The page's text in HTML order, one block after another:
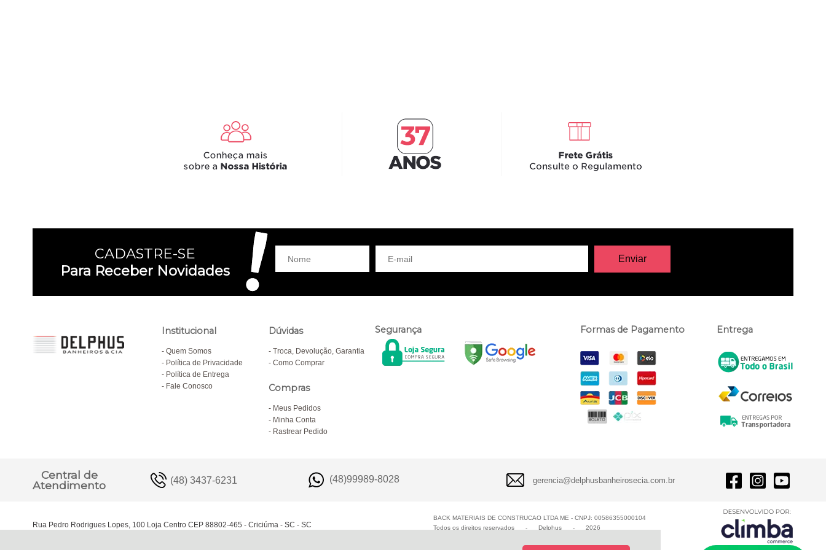
CADASTRE-SE
Para Receber Novidades
Institucional
Quem Somos
Política de Privacidade
Política de Entrega
Fale Conosco
Dúvidas
Troca, Devolução, Garantia
Como Comprar
Compras
Meus Pedidos
Minha Conta
Rastrear Pedido
Segurança Formas de Pagamento Entrega
Central de
Atendimento
(48) 3437-6231 (48)99989-8028 gerencia@delphusbanheirosecia.com.br
Rua Pedro Rodrigues Lopes, 100 Loja Centro CEP 88802-465 - Criciúma - SC - SC
BACK MATERIAIS DE CONSTRUCAO LTDA ME - CNPJ: 00586355000104
Todos os direitos reservados
- Delphus - 2026